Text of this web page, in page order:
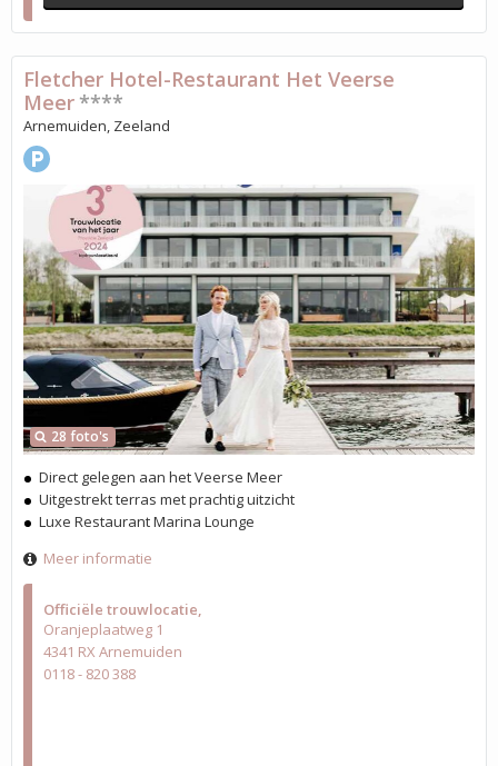
Officiële trouwlocatie
Oranjeplaatweg 1
4341 RX Arnemuiden
0118 - 820 388
28 foto's
Fletcher Hotel-Restaurant Het Veerse
Meer ****
Arnemuiden, Zeeland
Direct gelegen aan het Veerse Meer
Uitgestrekt terras met prachtig uitzicht
Luxe Restaurant Marina Lounge
Meer informatie